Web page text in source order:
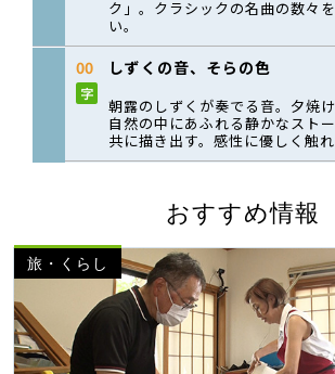
おすすめ情報
旅・くらし